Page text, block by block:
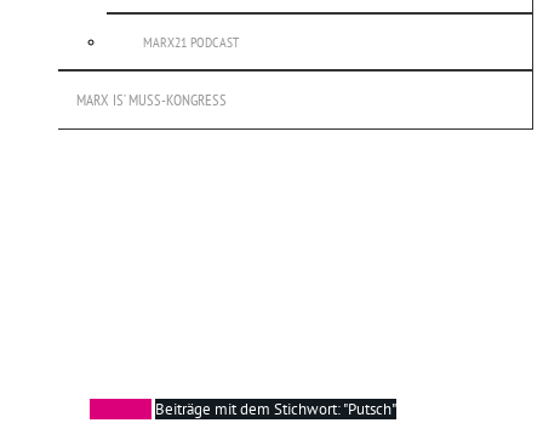
MARX21 PODCAST
MARX IS’ MUSS-KONGRESS
Beiträge mit dem Stichwort: "Putsch"